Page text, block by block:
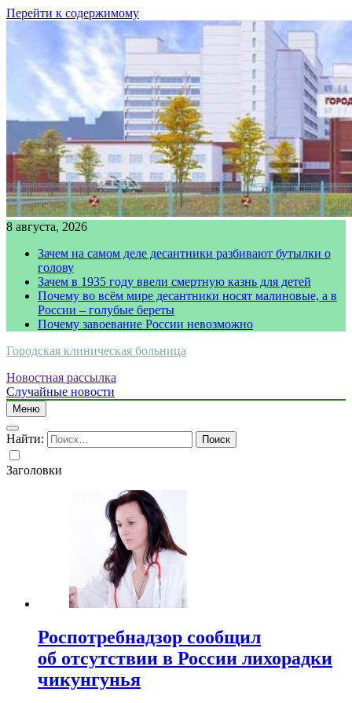
Перейти к содержимому
8 августа, 2026
Зачем на самом деле десантники разбивают бутылки о
голову
Зачем в 1935 году ввели смертную казнь для детей
Почему во всём мире десантники носят малиновые, а в
России – голубые береты
Почему завоевание России невозможно
Городская клиническая больница
Новостная рассылка
Случайные новости
Меню
Найти:
Заголовки
Роспотребнадзор сообщил
об отсутствии в России лихорадки
чикунгунья